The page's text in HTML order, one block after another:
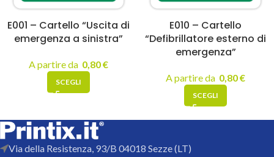
E001 – Cartello “Uscita di
emergenza a sinistra”
A partire da 0,80€
SCEGLI
E010 – Cartello
“Defibrillatore esterno di
emergenza”
A partire da 0,80€
SCEGLI
Via della Resistenza, 93/B 04018 Sezze (LT)